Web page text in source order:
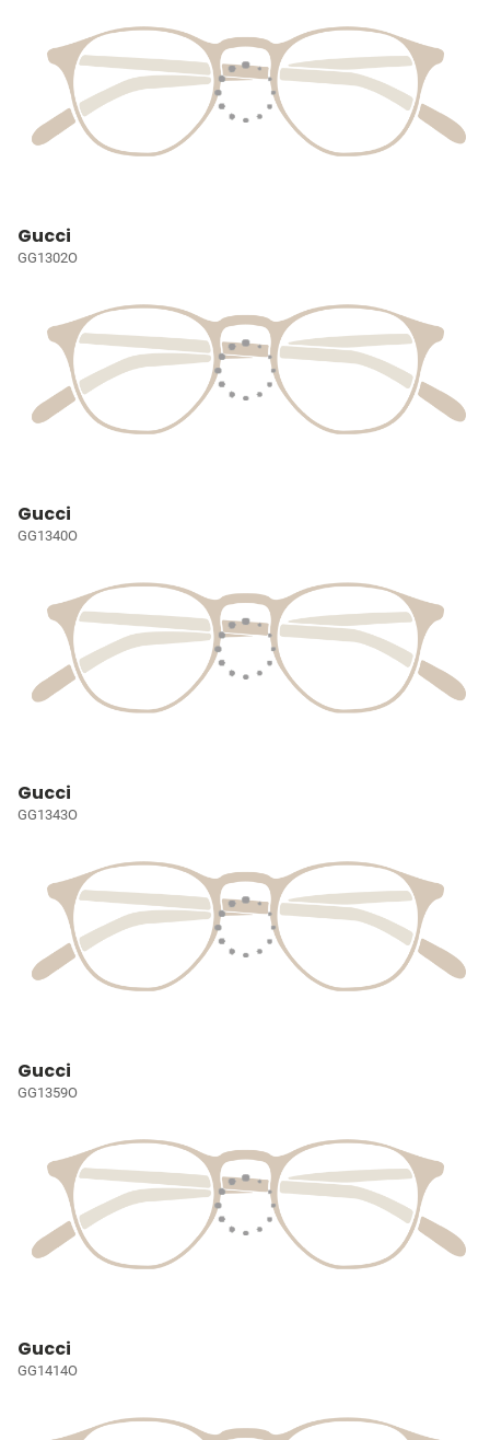
Gucci
GG1302O
Gucci
GG1340O
Gucci
GG1343O
Gucci
GG1359O
Gucci
GG1414O